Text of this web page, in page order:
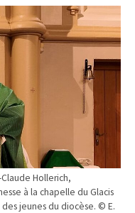
Hollerich,
à la chapelle du Glacis
jeunes du diocèse. © E.